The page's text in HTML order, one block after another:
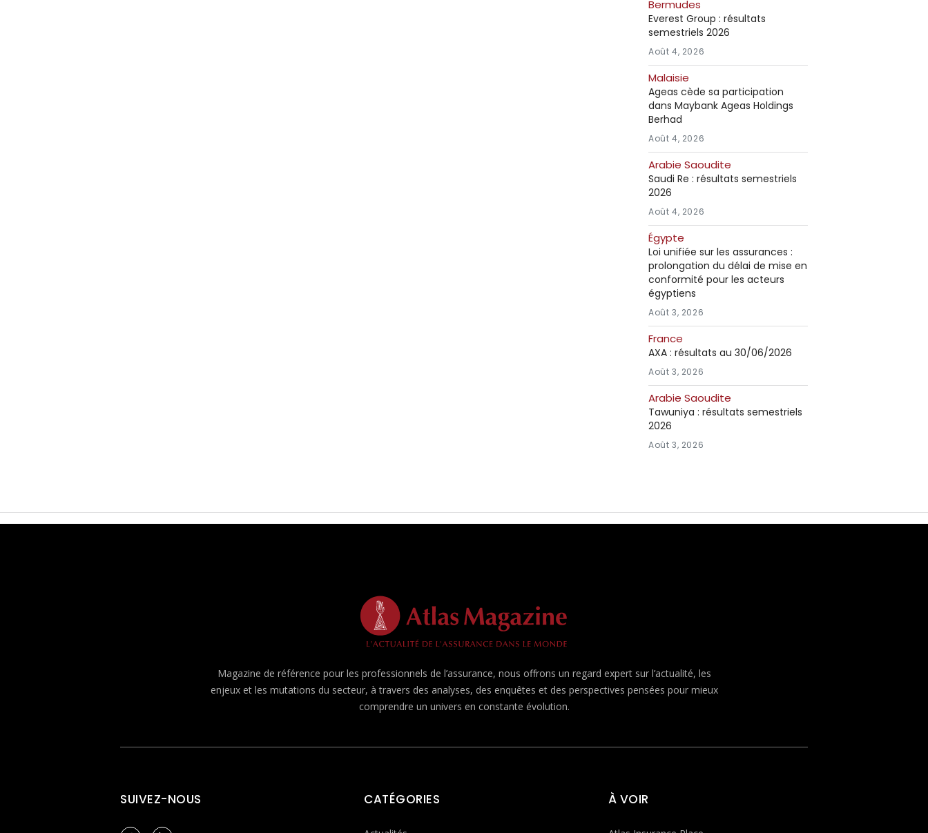
Bermudes
Everest Group : résultats
semestriels 2026
Août 4, 2026
Malaisie
Ageas cède sa participation
dans Maybank Ageas Holdings
Berhad
Août 4, 2026
Arabie Saoudite
Saudi Re : résultats semestriels
2026
Août 4, 2026
Égypte
Loi unifiée sur les assurances :
prolongation du délai de mise en
conformité pour les acteurs
égyptiens
Août 3, 2026
France
AXA : résultats au 30/06/2026
Août 3, 2026
Arabie Saoudite
Tawuniya : résultats semestriels
2026
Août 3, 2026
Magazine de référence pour les professionnels de l’assurance, nous offrons un regard expert sur l’actualité, les
enjeux et les mutations du secteur, à travers des analyses, des enquêtes et des perspectives pensées pour mieux
comprendre un univers en constante évolution.
SUIVEZ-NOUS CATÉGORIES À VOIR